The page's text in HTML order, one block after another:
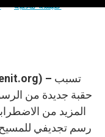
كنيسة محليّة
حقبة جديدة من
المزيد من
رسم تجديفي